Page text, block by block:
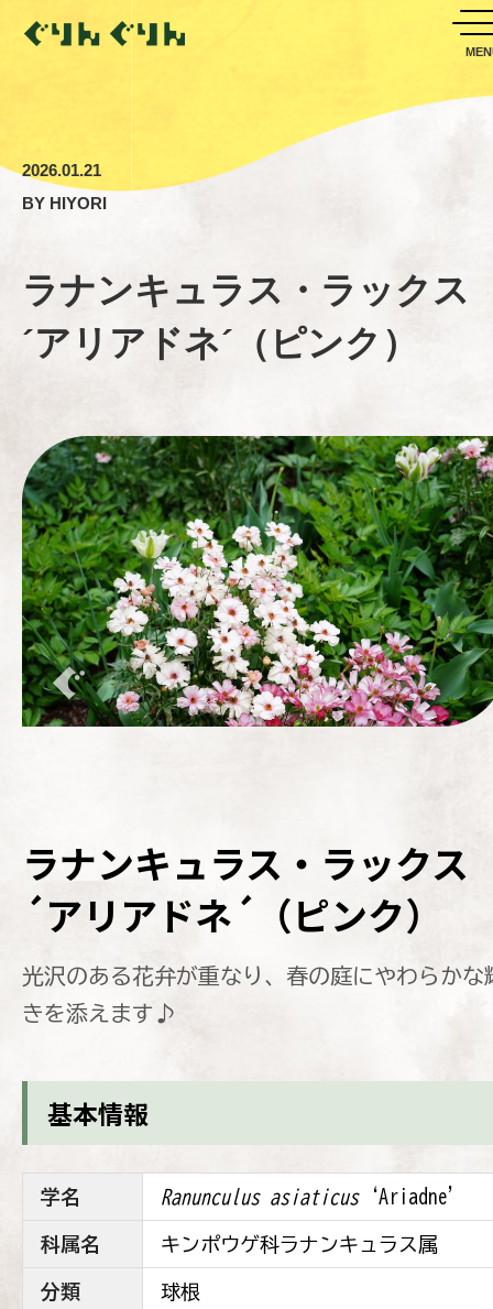
2026.01.21
BY HIYORI
ラナンキュラス・ラックス
´アリアドネ´（ピンク）
ラナンキュラス・ラックス
´アリアドネ´（ピンク）
光沢のある花弁が重なり、春の庭にやわらかな
きを添えます♪
基本情報
学名 Ranunculus asiaticus‘Ariadne’
科属名 キンポウゲ科ラナンキュラス属
分類 球根